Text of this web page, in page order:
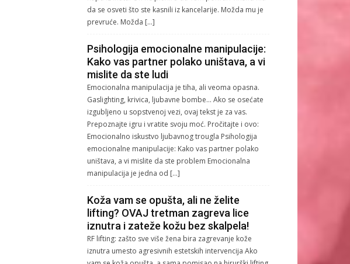
da se osveti što ste kasnili iz kancelarije. Možda mu je
prevruće. Možda […]
Psihologija emocionalne manipulacije:
Kako vas partner polako uništava, a vi
mislite da ste ludi
Emocionalna manipulacija je tiha, ali veoma opasna.
Gaslighting, krivica, ljubavne bombe… Ako se osećate
izgubljeno u sopstvenoj vezi, ovaj tekst je za vas.
Prepoznajte igru i vratite svoju moć. Pročitajte i ovo:
Emocionalno iskustvo ljubavnog trougla Psihologija
emocionalne manipulacije: Kako vas partner polako
uništava, a vi mislite da ste problem Emocionalna
manipulacija je jedna od […]
Koža vam se opušta, ali ne želite
lifting? OVAJ tretman zagreva lice
iznutra i zateže kožu bez skalpela!
RF lifting: zašto sve više žena bira zagrevanje kože
iznutra umesto agresivnih estetskih intervencija Ako